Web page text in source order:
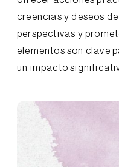
creencias y deseos
perspectivas y
elementos son clave
un impacto